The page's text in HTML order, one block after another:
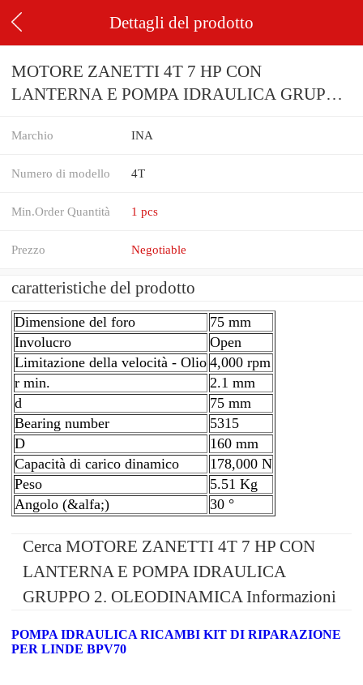
Dettagli del prodotto
MOTORE ZANETTI 4T 7 HP CON
LANTERNA E POMPA IDRAULICA GRUPPO
Marchio INA
Numero di modello 4T
Min.Order Quantità 1 pcs
Prezzo Negotiable
caratteristiche del prodotto
Dimensione del foro
75 mm
Involucro
Open
Limitazione della velocità - Olio 4,000 rpm
r min.
2.1 mm
d
75 mm
Bearing number
5315
D
160 mm
Capacità di carico dinamico
178,000 N
Peso
5.51 Kg
Angolo (&alfa;)
30 °
Cerca MOTORE ZANETTI 4T 7 HP CON
LANTERNA E POMPA IDRAULICA
GRUPPO 2. OLEODINAMICA Informazioni
POMPA IDRAULICA RICAMBI KIT DI RIPARAZIONE
PER LINDE BPV70